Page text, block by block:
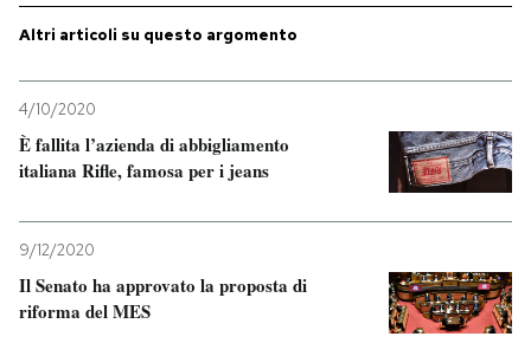
SHOP
CALENDARIO
AREA PERSONALE
Entra
Altri articoli su questo argomento
4/10/2020
È fallita l’azienda di abbigliamento
italiana Rifle, famosa per i jeans
9/12/2020
Il Senato ha approvato la proposta di
riforma del MES